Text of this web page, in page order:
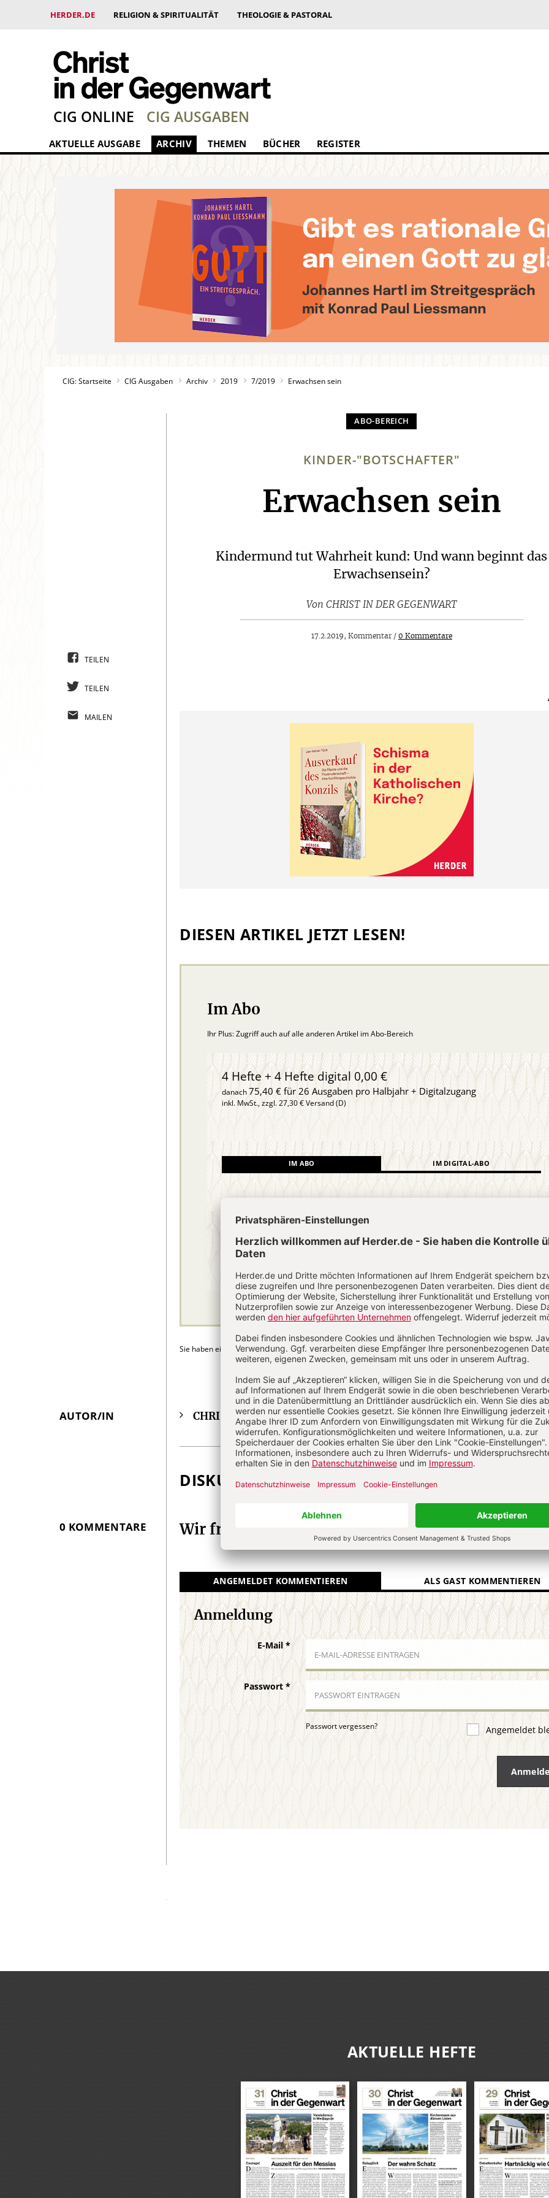
HERDER.DE RELIGION & SPIRITUALITÄT THEOLOGIE & PASTORAL
CIG ONLINE CIG AUSGABEN
AKTUELLE AUSGABE ARCHIV THEMEN BÜCHER REGISTER
CIG: Startseite CIG Ausgaben Archiv 2019 7/2019 Erwachsen sein
KINDER-"BOTSCHAFTER"
:
Erwachsen sein
Kindermund tut Wahrheit kund: Und wann beginnt das
Erwachsensein?
Von CHRIST IN DER GEGENWART
17.2.2019, Kommentar / 0 Kommentare
DIESEN ARTIKEL JETZT LESEN!
Im Abo
Ihr Plus: Zugriff auch auf alle anderen Artikel im Abo-Bereich
4 Hefte + 4 Hefte digital 0,00 €
danach75,40 € für 26 Ausgaben pro Halbjahr + Digitalzugang
inkl. MwSt., zzgl. 27,30 € Versand (D)
IM ABO IM DIGITAL-ABO
Abo testen
Sie haben ein Abonnement?Anmelden
TEILEN
TEILEN
MAILEN
Überschrift
AUTOR/IN CHRIST IN DER GEGENWART Die Redaktion.
DISKUSSION
0 KOMMENTARE Wir freuen uns über Ihren Kommentar
ANGEMELDET KOMMENTIEREN ALS GAST KOMMENTIEREN
Anmeldung
E-Mail *
Passwort*
Passwort vergessen? Angemeldet
AKTUELLE HEFTE